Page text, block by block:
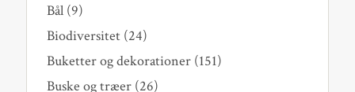
Bål(9)
Biodiversitet(24)
Buketter og dekorationer(151)
Buske og træer(26)